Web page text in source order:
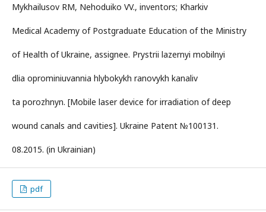
Mykhailusov RM, Nehoduiko VV., inventors; Kharkiv
Medical Academy of Postgraduate Education of the Ministry
of Health of Ukraine, assignee. Prystrii lazernyi mobilnyi
dlia oprominiuvannia hlybokykh ranovykh kanaliv
ta porozhnyn. [Mobile laser device for irradiation of deep
wound canals and cavities]. Ukraine Patent №100131.
08.2015. (in Ukrainian)
pdf